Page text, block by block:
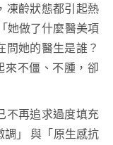
凍齡狀態都引起熱
她做了什麼醫美項
問她的醫生是誰？
來不僵、不腫，卻
不再追求過度填充
調」 與「原生感抗